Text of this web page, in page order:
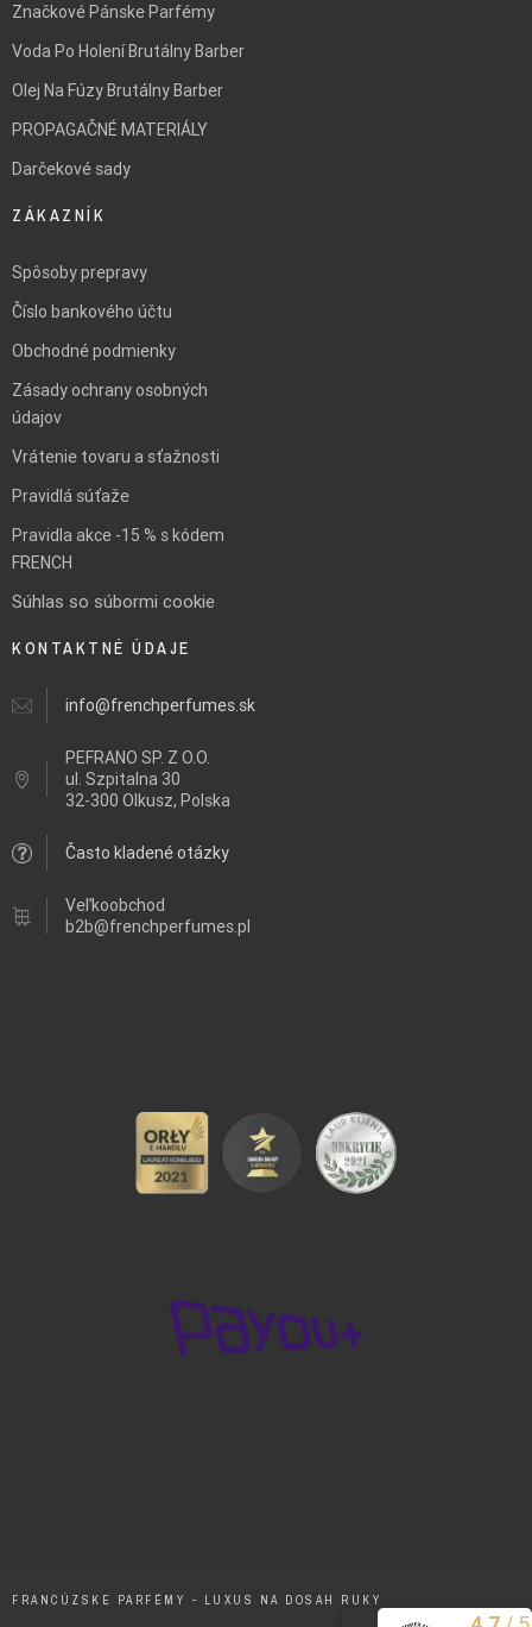
Značkové Pánske Parfémy
Voda Po Holení Brutálny Barber
Olej Na Fúzy Brutálny Barber
PROPAGAČNÉ MATERIÁLY
Darčekové sady
ZÁKAZNÍK
Spôsoby prepravy
Číslo bankového účtu
Obchodné podmienky
Zásady ochrany osobných
údajov
Vrátenie tovaru a sťažnosti
Pravidlá súťaže
Pravidla akce -15 % s kódem
FRENCH
Súhlas so súbormi cookie
KONTAKTNÉ ÚDAJE
info@frenchperfumes.sk
PEFRANO SP. Z O.O.
ul. Szpitalna 30
32-300 Olkusz, Polska
Často kladené otázky
Veľkoobchod
b2b@frenchperfumes.pl
FRANCÚZSKE PARFÉMY - LUXUS NA DOSAH RUKY
Excelentne